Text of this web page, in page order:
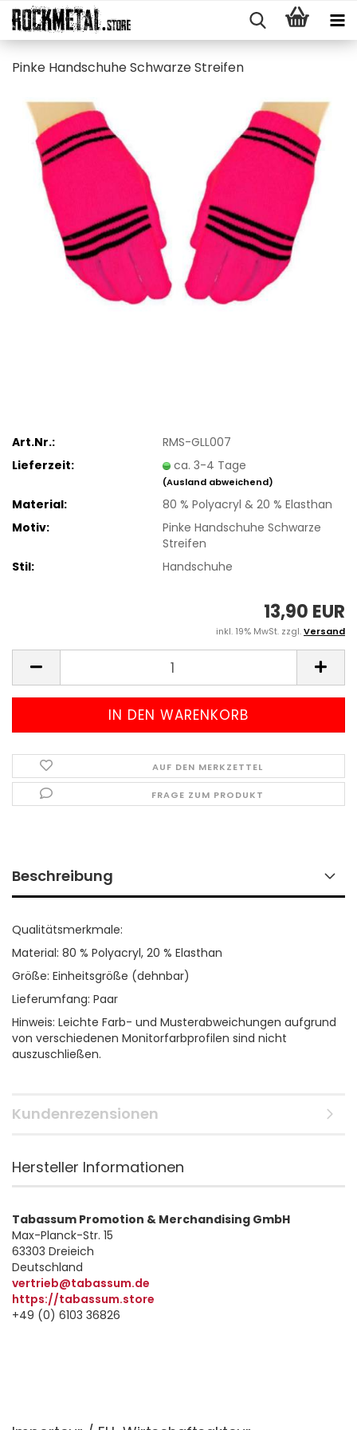
Pinke Hand­schu­he Schwar­ze Strei­fen
Art.Nr.:
RMS-GLL007
Lieferzeit:
ca. 3-4 Tage
(Ausland abweichend)
Material:
80 % Polyacryl & 20 % Elasthan
Motiv:
Pinke Handschuhe Schwarze
Streifen
Stil:
Handschuhe
13,90 EUR
inkl. 19% MwSt. zzgl.Versand
AUF DEN MERKZETTEL
FRAGE ZUM PRODUKT
Beschreibung
Qualitätsmerkmale:
Material: 80 % Polyacryl, 20 % Elasthan
Größe: Einheitsgröße (dehnbar)
Lieferumfang: Paar
Hinweis: Leichte Farb- und Musterabweichungen aufgrund
von verschiedenen Monitorfarbprofilen sind nicht
auszuschließen.
Kundenrezensionen
Hersteller Informationen
Tabassum Promotion & Merchandising GmbH
Max-Planck-Str. 15
63303 Dreieich
Deutschland
vertrieb@tabassum.de
https://tabassum.store
+49 (0) 6103 36826